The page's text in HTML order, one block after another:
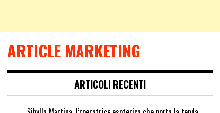
ARTICLE MARKETING
ARTICOLI RECENTI